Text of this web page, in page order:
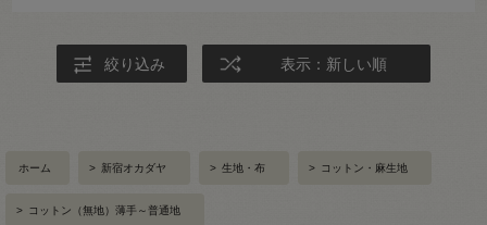
絞り込み 表示：新しい順
ホーム > 新宿オカダヤ > 生地・布 > コットン・麻生地
> コットン（無地）薄手～普通地